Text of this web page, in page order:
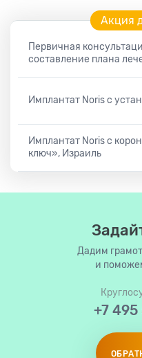
Акция
Первичная
составление плана
Имплантат Noris c
Имплантат Noris с
ключ», Израиль
Дадим
и
+7 495